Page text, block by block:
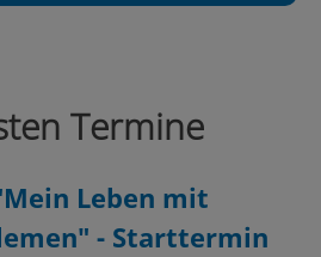
Termine
Leben mit
- Starttermin